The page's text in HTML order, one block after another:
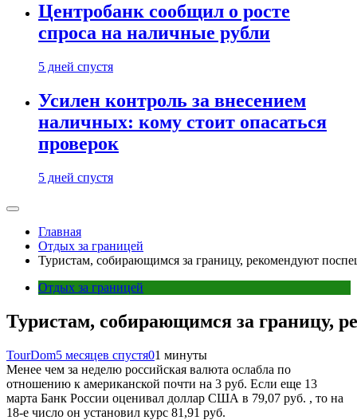
Центробанк сообщил о росте
спроса на наличные рубли
5 дней спустя
Усилен контроль за внесением
наличных: кому стоит опасаться
проверок
5 дней спустя
Главная
Отдых за границей
Туристам, собирающимся за границу, рекомендуют
Отдых за границей
Туристам, собирающимся за границу,
TourDom5 месяцев спустя01 минуты
Менее чем за неделю российская валюта ослабла по
отношению к американской почти на 3 руб. Если еще 13
марта Банк России оценивал доллар США в 79,07 руб. , то на
18-е число он установил курс 81,91 руб.